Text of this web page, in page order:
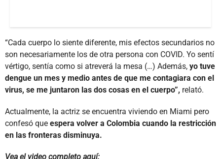
“Cada cuerpo lo siente diferente, mis efectos secundarios no
son necesariamente los de otra persona con COVID. Yo sentí
vértigo, sentía como si atreverá la mesa (…) Además, yo tuve
dengue un mes y medio antes de que me contagiara con el
virus, se me juntaron las dos cosas en el cuerpo”, relató.
Actualmente, la actriz se encuentra viviendo en Miami pero
confesó que espera volver a Colombia cuando la restricción
en las fronteras disminuya.
Vea el video completo aquí: